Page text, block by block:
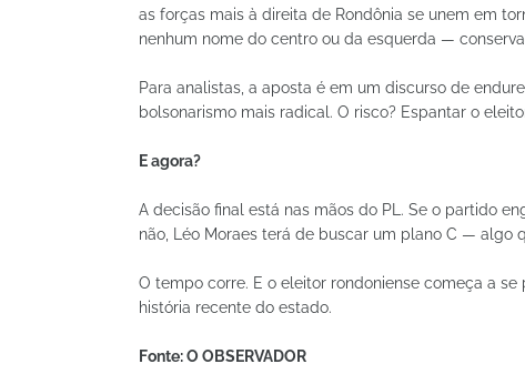
as forças mais à direita de Rondônia se unem em
nenhum nome do centro ou da esquerda —
Para analistas, a aposta é em um discurso de
bolsonarismo mais radical. O risco? Espantar o
E agora?
A decisão final está nas mãos do PL. Se o partido
não, Léo Moraes terá de buscar um plano C — algo
O tempo corre. E o eleitor rondoniense começa a
história recente do estado.
Fonte: O OBSERVADOR